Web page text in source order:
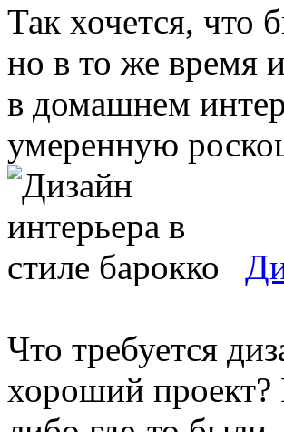
Так хочется, что
но в то же время
в домашнем
умеренную
Что требуется
хороший проект?